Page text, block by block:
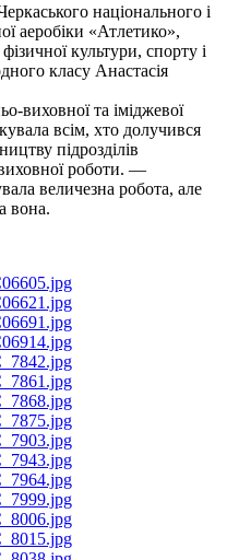
національного і
аеробіки «Атлетико»,
культури, спорту і
класу Анастасія
виховної та іміджевої
всім, хто долучився
підрозділів
виховної роботи. —
величезна робота, але
вона.